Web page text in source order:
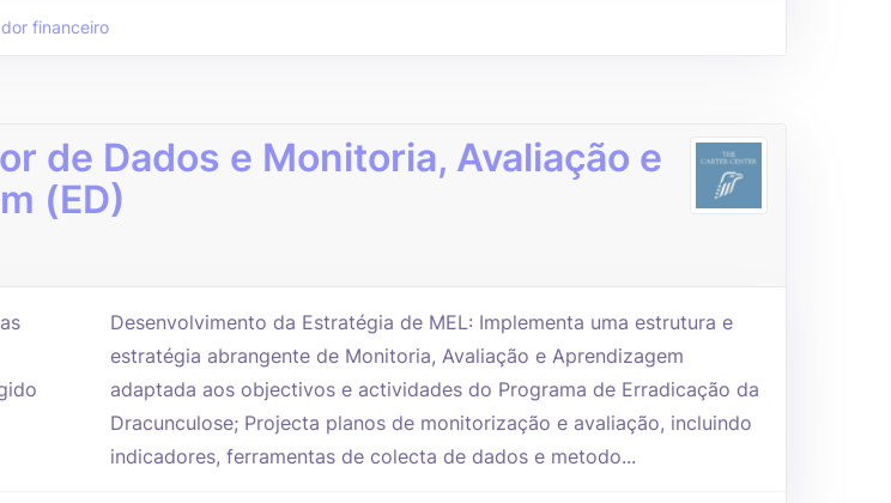
financeiro
de Dados e Monitoria, Avaliação e
(ED)
Desenvolvimento da Estratégia de MEL: Implementa uma estrutura e
estratégia abrangente de Monitoria, Avaliação e Aprendizagem
adaptada aos objectivos e actividades do Programa de Erradicação da
Dracunculose; Projecta planos de monitorização e avaliação, incluindo
indicadores, ferramentas de colecta de dados e metodo...